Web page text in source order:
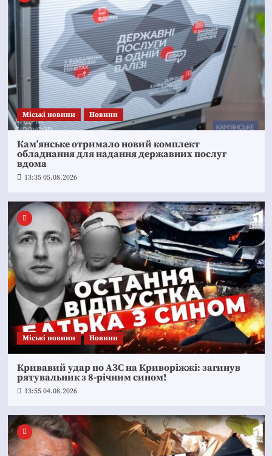
Mіські новини Новини
Кам’янське отримало новий комплект
обладнання для надання державних послуг
вдома
13:35 05.08.2026
Mіські новини Новини
Кривавий удар по АЗС на Криворіжжі: загинув
рятувальник з 8-річним сином!
13:55 04.08.2026